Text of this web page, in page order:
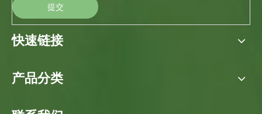
提交
快速链接
产品分类